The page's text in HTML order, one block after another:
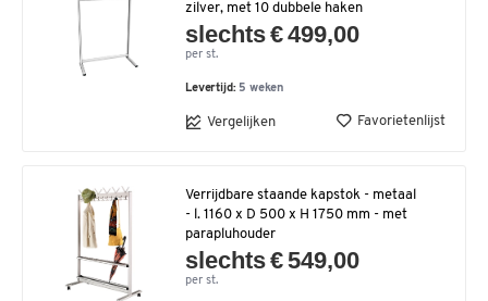
zilver, met 10 dubbele haken
slechts € 499,00
per st.
Levertijd: 5 weken
Vergelijken Favorietenlijst
Verrijdbare staande kapstok - metaal
- l. 1160 x D 500 x H 1750 mm - met
parapluhouder
slechts € 549,00
per st.